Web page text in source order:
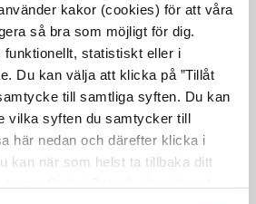
kakor (cookies) för att våra
så bra som möjligt för dig.
funktionellt, statistiskt eller i
Du kan välja att klicka på ”Tillåt
till samtliga syften. Du kan
vilka syften du samtycker till
här nedan och därefter klicka i
kan när som helst ta tillbaka ditt
Ingen öppning kommer
vardagar kl. 07:30 - 08:30
Spärrtiderna gäller även
och
och slussning i
på Sjöfartsverkets